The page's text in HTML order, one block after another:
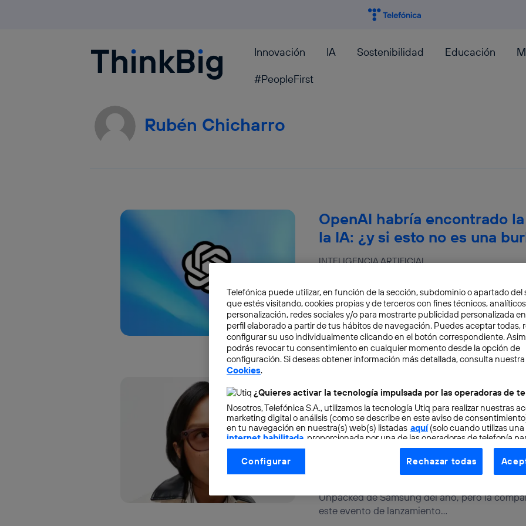
Blogthinkbig.com Innovación IA Sostenibilidad Educación
#PeopleFirst
Rubén Chicharro
INTELIGENCIA ARTIFICIAL
OpenAI habría encontrado
la IA: ¿y si esto no es una
La carrera de las grandes compañías de
modelos cada vez más potentes parece no
Rubén Chicharro
Las nuevas Gafas
Google van a acabar con las
Gemini para todo y cámaras
fotos
Los móviles plegables fueron los grandes
Unpacked de Samsung del año, pero la
este evento de lanzamiento...
Telefónica puede utilizar, en función de la sección, subdominio o apartado del
que estés visitando, cookies propias y de terceros con fines técnicos,
personalización, redes sociales y/o para mostrarte publicidad personalizada
perfil elaborado a partir de tus hábitos de navegación. Puedes aceptar todas,
configurar su uso individualmente clicando en el botón correspondiente.
podrás revocar tu consentimiento en cualquier momento desde la opción de
configuración. Si deseas obtener información más detallada, consulta nuestra
Cookies.
¿Quieres activar la tecnología impulsada por las operadoras de
Nosotros, Telefónica S.A., utilizamos la tecnología Utiq para realizar nuestras
marketing digital o análisis (como se describe en este aviso de
en tu navegación en nuestra(s) web(s) listadas aquí(solo cuando utilizas una
internet habilitada , proporcionada por una de las operadoras de telefonía
otorgas tu consentimiento en cada página web).
La tecnología Utiq está diseñada con la privacidad como prioridad
control.
utilizando tu dirección IP y otra información de la cuenta de cliente de
vinculada a la conexión que utilizas (p. ej., número de teléfono móvil).
Configurar Rechazar todas